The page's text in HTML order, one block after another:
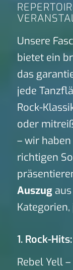
Unsere
bietet ein
das
jede
Rock-
oder
– wir
richtigen
Auszugaus
1. Rock-Hits:
Rebel Yell